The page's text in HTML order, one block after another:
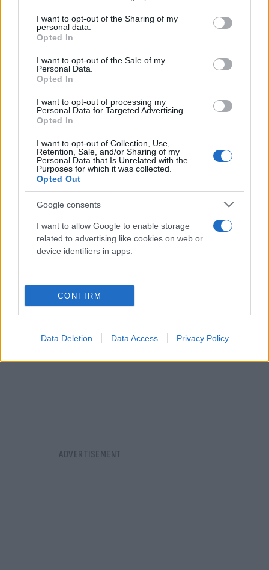
not limited to your visit or usage behaviour. You may click to
grant or deny consent to Google and its third-party tags to
use your data for below specified purposes in below Google
consent section.
I want to opt-out of the Sharing of my
personal data.
Opted In
I want to opt-out of the Sale of my
Personal Data.
Opted In
I want to opt-out of processing my
Personal Data for Targeted Advertising.
Opted In
I want to opt-out of Collection, Use,
Retention, Sale, and/or Sharing of my
Personal Data that Is Unrelated with the
Purposes for which it was collected.
Opted Out
Google consents
I want to allow Google to enable storage
related to advertising like cookies on web or
device identifiers in apps.
CONFIRM
Data Deletion Data Access Privacy Policy
«Εκτός από μια χούφτα χώρες, σχεδόν κανείς δεν
κυβέρνηση Νετανιάχου, ούτε να φωτογραφηθεί
μαζί τους. Είμαστε πολύ ικανοποιημένοι που ο
αριθμός των χωρών που αναγνωρίζουν την
Παλαιστίνη έφτασε τις 158, ως χώρα που έχει
σχολίασε και προσέθεσε: Όλοι αναγνωρίζουν ότι ο
Νετανιάχου, ο οποίος έχει στριμωχτεί από τις
έρευνες για διαφθορά, άναψε φωτιές στην περιοχή
Στεκόμαστε αταλάντευτα στο πλευρό του
παλαιστινιακού λαού που υπερασπίζεται τη γη, την
ελευθερία και την αξιοπρέπειά του».